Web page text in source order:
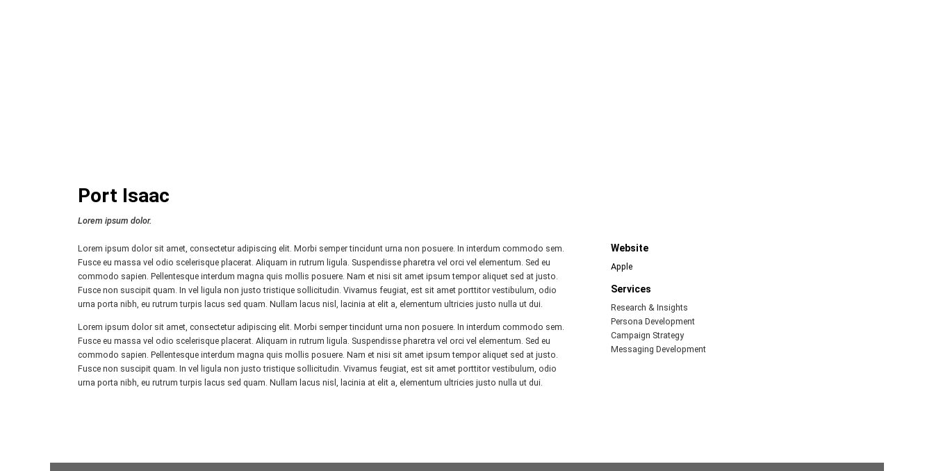
Port Isaac
Lorem ipsum dolor.
Lorem ipsum dolor sit amet, consectetur adipiscing elit. Morbi semper tincidunt urna non posuere. In interdum commodo sem.
Fusce eu massa vel odio scelerisque placerat. Aliquam in rutrum ligula. Suspendisse pharetra vel orci vel elementum. Sed eu
commodo sapien. Pellentesque interdum magna quis mollis posuere. Nam et nisi sit amet ipsum tempor aliquet sed at justo.
Fusce non suscipit quam. In vel ligula non justo tristique sollicitudin. Vivamus feugiat, est sit amet porttitor vestibulum, odio
urna porta nibh, eu rutrum turpis lacus sed quam. Nullam lacus nisl, lacinia at elit a, elementum ultricies justo nulla ut dui.
Lorem ipsum dolor sit amet, consectetur adipiscing elit. Morbi semper tincidunt urna non posuere. In interdum commodo sem.
Fusce eu massa vel odio scelerisque placerat. Aliquam in rutrum ligula. Suspendisse pharetra vel orci vel elementum. Sed eu
commodo sapien. Pellentesque interdum magna quis mollis posuere. Nam et nisi sit amet ipsum tempor aliquet sed at justo.
Fusce non suscipit quam. In vel ligula non justo tristique sollicitudin. Vivamus feugiat, est sit amet porttitor vestibulum, odio
urna porta nibh, eu rutrum turpis lacus sed quam. Nullam lacus nisl, lacinia at elit a, elementum ultricies justo nulla ut dui.
Website
Apple
Services
Research & Insights
Persona Development
Campaign Strategy
Messaging Development